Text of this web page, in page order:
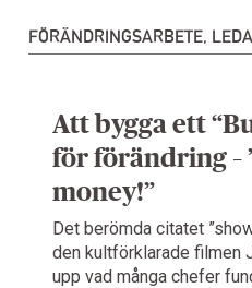
FÖRÄNDRINGSARBETE,
Att bygga ett
för förändring –
money!”
Det berömda citatet
den kultförklarade filmen
upp vad många chefer